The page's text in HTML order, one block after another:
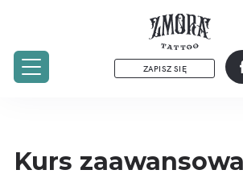
ZAPISZ SIĘ
Kurs